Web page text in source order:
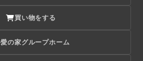
買い物をする
愛の家グループホーム